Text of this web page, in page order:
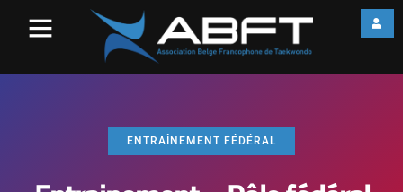
ENTRAÎNEMENT FÉDÉRAL